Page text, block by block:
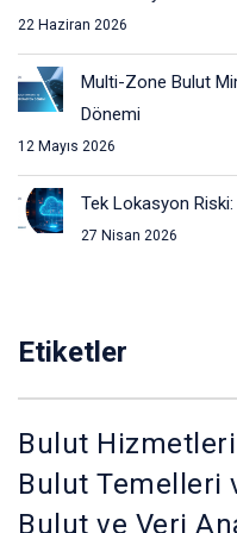
Prototipleme ve Dağıtım
Low-code platformlar,
sürecini hızlandırır. Bulut
daha da hızlanmasına
güncellemeler, bulut
yönetildiğinden, uygulama
kesintisiz bir deneyim
Bulut teknolojileri, sürekli
entegre ederek, yazılım
22 Haziran 2026
Multi-Zone Bulut
Dönemi
12 Mayıs 2026
Tek Lokasyon Riski:
27 Nisan 2026
Etiketler
Bulut
Bulut Temelleri
Bulut ve Veri